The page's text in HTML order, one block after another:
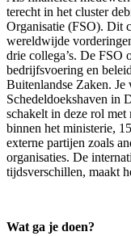
terecht in het cluster
Organisatie (FSO). Dit
wereldwijde
drie collega’s. De FSO
bedrijfsvoering en
Buitenlandse Zaken.
Schedeldoekshaven in
schakelt in deze rol met
binnen het ministerie,
externe partijen zoals
organisaties. De
tijdsverschillen, maakt
Wat ga je doen?